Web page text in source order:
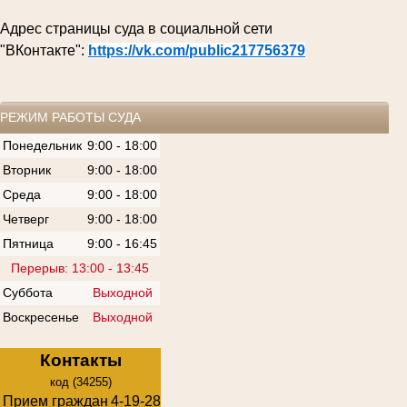
Адрес страницы суда в социальной сети
"ВКонтакте": https://vk.com/public217756379
РЕЖИМ РАБОТЫ СУДА
Понедельник 9:00 - 18:00
Вторник
9:00 - 18:00
Среда
9:00 - 18:00
Четверг
9:00 - 18:00
Пятница
9:00 - 16:45
Перерыв: 13:00 - 13:45
Суббота
Выходной
Воскресенье
Выходной
Контакты
код (34255)
Прием граждан 4-19-28